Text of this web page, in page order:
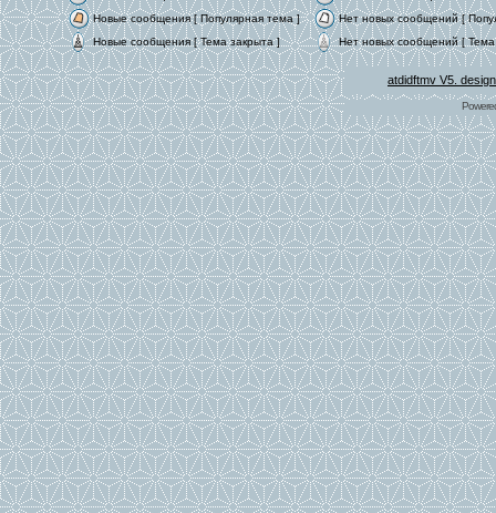
Новые сообщения [ Популярная тема ]
Нет новых сообщений [
Новые сообщения [ Тема закрыта ]
Нет новых сообщений [ Тема
atdidftmv V5.